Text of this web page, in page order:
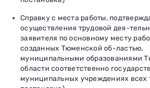
Справку с места работы,
осуществления трудовой дея-
заявителя по основному месту
созданных Тюменской об-ластью,
муниципальными образованиями
области соответственно
муниципальных учреждениях